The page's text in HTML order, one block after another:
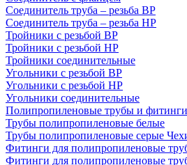
Соединитель труба – резьба ВР
Соединитель труба – резьба НР
Тройники с резьбой ВР
Тройники с резьбой НР
Тройники соединительные
Угольники с резьбой ВР
Угольники с резьбой НР
Угольники соединительные
Полипропиленовые трубы и
Трубы полипропиленовые белые
Трубы полипропиленовые серые
Фитинги для полипропиленовые
Фитинги для полипропиленовые